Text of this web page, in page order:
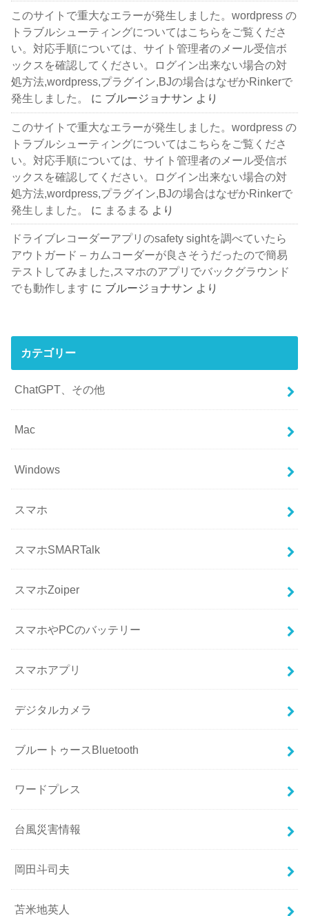
このサイトで重大なエラーが発生しました。wordpress の
トラブルシューティングについてはこちらをご覧くださ
い。対応手順については、サイト管理者のメール受信ボ
ックスを確認してください。ログイン出来ない場合の対
処方法,wordpress,プラグイン,BJの場合はなぜかRinkerで
発生しました。
に ブルージョナサン より
このサイトで重大なエラーが発生しました。wordpress の
トラブルシューティングについてはこちらをご覧くださ
い。対応手順については、サイト管理者のメール受信ボ
ックスを確認してください。ログイン出来ない場合の対
処方法,wordpress,プラグイン,BJの場合はなぜかRinkerで
発生しました。
に まるまる より
ドライブレコーダーアプリのsafety sightを調べていたら
アウトガード – カムコーダーが良さそうだったので簡易
テストしてみました,スマホのアプリでバックグラウンド
でも動作します に ブルージョナサン より
カテゴリー
ChatGPT、その他
Mac
Windows
スマホ
スマホSMARTalk
スマホZoiper
スマホやPCのバッテリー
スマホアプリ
デジタルカメラ
ブルートゥースBluetooth
ワードプレス
台風災害情報
岡田斗司夫
苫米地英人